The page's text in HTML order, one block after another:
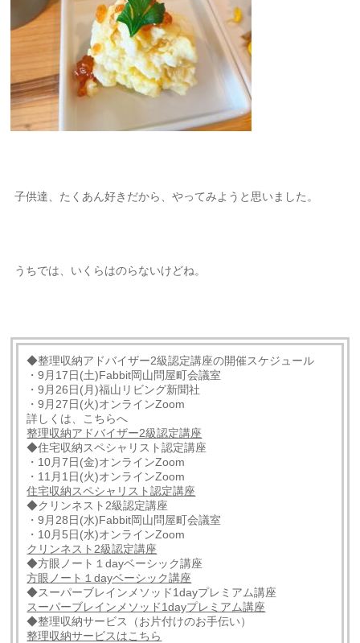
子供達、たくあん好きだから、やってみようと思いました。
うちでは、いくらはのらないけどね。
◆整理収納アドバイザー2級認定講座の開催スケジュール
・9月17日(土)Fabbit岡山問屋町会議室
・9月26日(月)福山リビング新聞社
・9月27日(火)オンラインZoom
詳しくは、こちらへ
整理収納アドバイザー2級認定講座
◆住宅収納スペシャリスト認定講座
・10月7日(金)オンラインZoom
・11月1日(火)オンラインZoom
住宅収納スペシャリスト認定講座
◆クリンネスト2級認定講座
・9月28日(水)Fabbit岡山問屋町会議室
・10月5日(水)オンラインZoom
クリンネスト2級認定講座
◆方眼ノート１dayベーシック講座
方眼ノート１dayベーシック講座
◆スーパーブレインメソッド1dayプレミアム講座
スーパーブレインメソッド1dayプレミアム講座
◆整理収納サービス（お片付けのお手伝い）
整理収納サービスはこちら